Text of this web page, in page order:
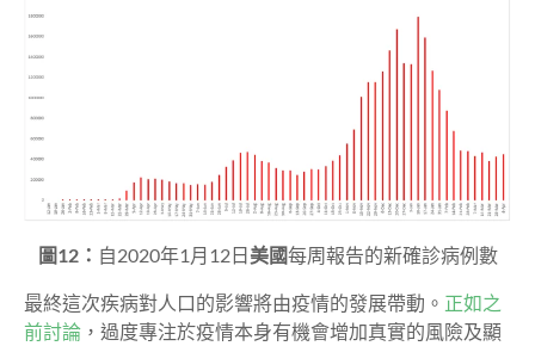
圖12： 自2020年1月12日美國每周報告的新確診病例數
最終這次疾病對人口的影響將由疫情的發展帶動。 正如之
前討論 ，過度專注於疫情本身有機會增加真實的風險及顯